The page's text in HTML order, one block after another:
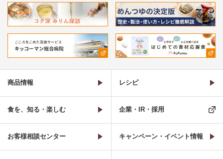
商品情報 レシピ
食を、知る・楽しむ 企業・IR・採用
お客様相談センター キャンペーン・イベント情報